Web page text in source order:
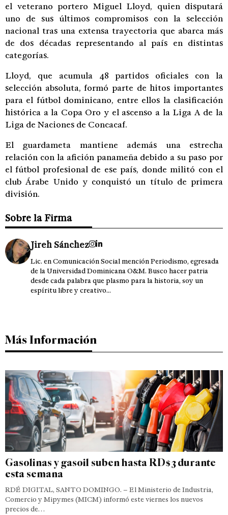
el veterano portero Miguel Lloyd, quien disputará
uno de sus últimos compromisos con la selección
nacional tras una extensa trayectoria que abarca más
de dos décadas representando al país en distintas
categorías.
Lloyd, que acumula 48 partidos oficiales con la
selección absoluta, formó parte de hitos importantes
para el fútbol dominicano, entre ellos la clasificación
histórica a la Copa Oro y el ascenso a la Liga A de la
Liga de Naciones de Concacaf.
El guardameta mantiene además una estrecha
relación con la afición panameña debido a su paso por
el fútbol profesional de ese país, donde militó con el
club Árabe Unido y conquistó un título de primera
división.
Sobre la Firma
Jireh Sánchez
Lic. en Comunicación Social mención Periodismo, egresada
de la Universidad Dominicana O&M. Busco hacer patria
desde cada palabra que plasmo para la historia, soy un
espíritu libre y creativo...
Más Información
Gasolinas y gasoil suben hasta RD$3 durante
esta semana
RDÉ DIGITAL, SANTO DOMINGO. – El Ministerio de Industria,
Comercio y Mipymes (MICM) informó este viernes los nuevos
precios de…